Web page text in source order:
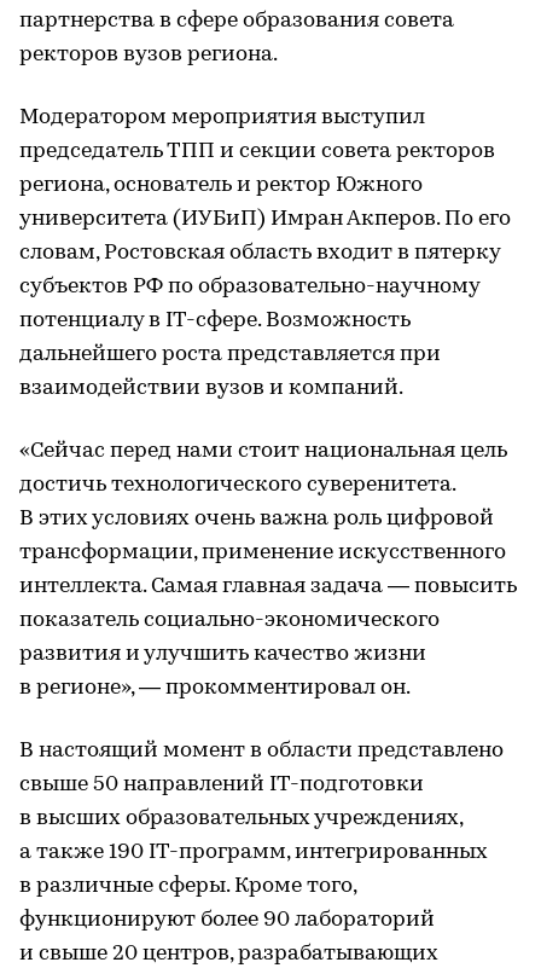
партнерства в сфере образования совета
ректоров вузов региона.
Модератором мероприятия выступил
председатель ТПП и секции совета ректоров
региона, основатель и ректор Южного
университета (ИУБиП) Имран Акперов. По его
словам, Ростовская область входит в пятерку
субъектов РФ по образовательно-научному
потенциалу в IT-сфере. Возможность
дальнейшего роста представляется при
взаимодействии вузов и компаний.
«Сейчас перед нами стоит национальная цель
достичь технологического суверенитета.
В этих условиях очень важна роль цифровой
трансформации, применение искусственного
интеллекта. Самая главная задача — повысить
показатель социально-экономического
развития и улучшить качество жизни
в регионе», — прокомментировал он.
В настоящий момент в области представлено
свыше 50 направлений IT-подготовки
в высших образовательных учреждениях,
а также 190 IT-программ, интегрированных
в различные сферы. Кроме того,
функционируют более 90 лабораторий
и свыше 20 центров, разрабатывающих